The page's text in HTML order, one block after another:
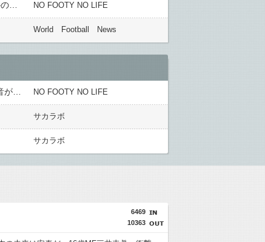
NO FOOTY NO LIFE
World Football News
NO FOOTY NO LIFE
サカラボ
サカラボ
6469
10363